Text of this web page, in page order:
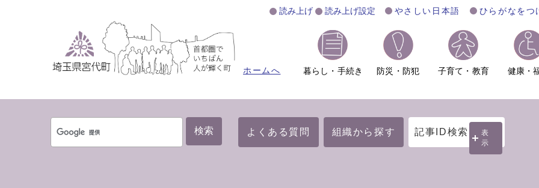
読み上げ 読み上げ設定 やさしい日本語 ひらがなをつ
ホームへ 暮らし・手続き 防災・防犯 子育て・教育 健康・
検索 よくある質問 組織から探す 記事ID検索
表
示